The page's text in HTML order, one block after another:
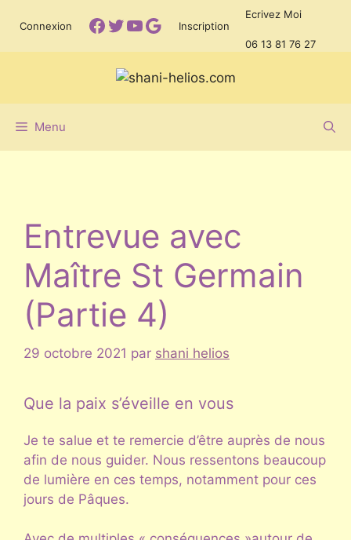
contenu
Connexion Facebook
Twitter
YouTube
Google
Inscription
Ecrivez Moi
06 13 81 76 27
Menu
Entrevue avec
Maître St Germain
(Partie 4)
29 octobre 2021 par shani helios
Que la paix s’éveille en vous
Je te salue et te remercie d’être auprès de nous
afin de nous guider. Nous ressentons beaucoup
de lumière en ces temps, notamment pour ces
jours de Pâques.